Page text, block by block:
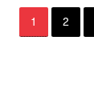
1 2